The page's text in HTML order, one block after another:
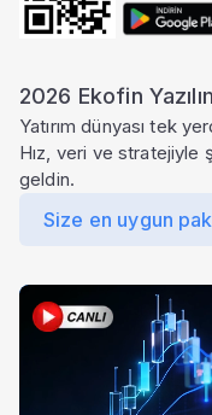
2026 Ekofin
Yatırım dünyası tek
Hız, veri ve stratejiyle
geldin.
Size en uygun